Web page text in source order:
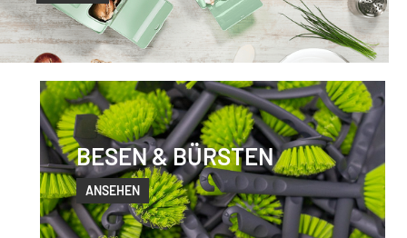
BESEN & BÜRSTEN
ANSEHEN